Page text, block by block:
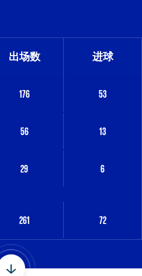
出场数 进球
176 53
56 13
29 6
261 72